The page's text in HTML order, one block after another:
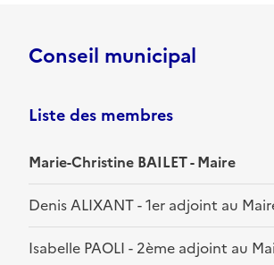
Conseil municipal
Liste des membres
Marie-Christine BAILET - Maire
Denis ALIXANT - 1er adjoint au
Isabelle PAOLI - 2ème adjoint au